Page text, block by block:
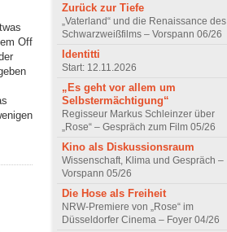
Off
Zurück zur Tiefe
„Vaterland“ und die Renaissance des
Schwarzweißfilms – Vorspann 06/26
Identitti
Start: 12.11.2026
„Es geht vor allem um
Selbstermächtigung“
Regisseur Markus Schleinzer über
„Rose“ – Gespräch zum Film 05/26
Kino als Diskussionsraum
Wissenschaft, Klima und Gespräch –
Vorspann 05/26
Die Hose als Freiheit
NRW-Premiere von „Rose“ im
Düsseldorfer Cinema – Foyer 04/26